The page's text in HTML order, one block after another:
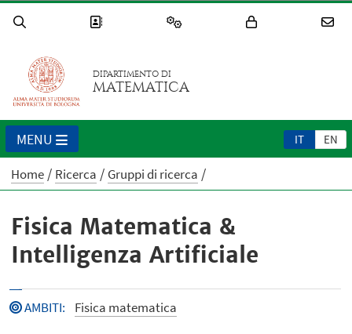
DIPARTIMENTO DI
MATEMATICA
IT EN
MENU
Home Ricerca Gruppi di ricerca
Fisica Matematica &
Intelligenza Artificiale
AMBITI: Fisica matematica